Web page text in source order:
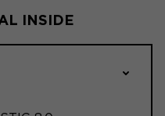
INSIDE